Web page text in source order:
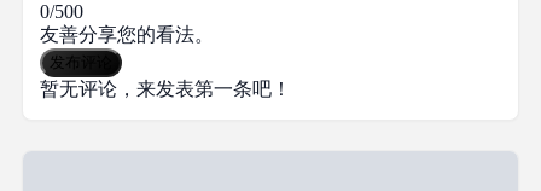
0/500
友善分享您的看法。
发布评论
暂无评论，来发表第一条吧！